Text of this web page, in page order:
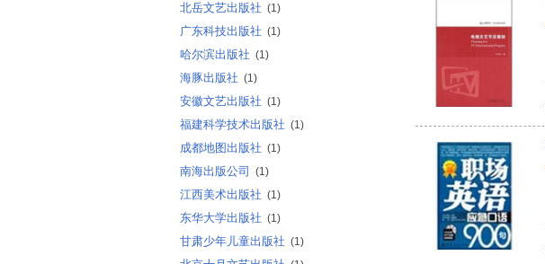
北岳文艺出版社 (1)
广东科技出版社 (1)
哈尔滨出版社 (1)
海豚出版社 (1)
安徽文艺出版社 (1)
福建科学技术出版社 (1)
成都地图出版社 (1)
南海出版公司 (1)
江西美术出版社 (1)
东华大学出版社 (1)
甘肃少年儿童出版社 (1)